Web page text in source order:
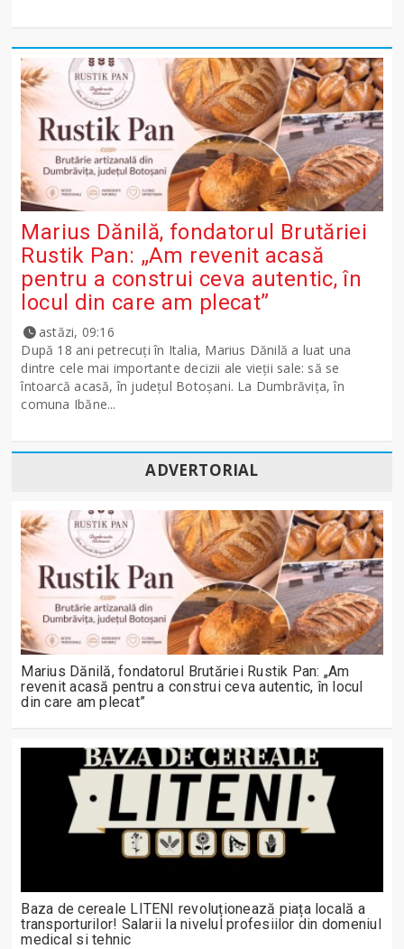
Marius Dănilă, fondatorul Brutăriei
Rustik Pan: „Am revenit acasă
pentru a construi ceva autentic, în
locul din care am plecat”
astăzi, 09:16
După 18 ani petrecuți în Italia, Marius Dănilă a luat una
dintre cele mai importante decizii ale vieții sale: să se
întoarcă acasă, în județul Botoșani. La Dumbrăvița, în
comuna Ibăne...
ADVERTORIAL
Marius Dănilă, fondatorul Brutăriei Rustik Pan: „Am
revenit acasă pentru a construi ceva autentic, în locul
din care am plecat”
Baza de cereale LITENI revoluționează piața locală a
transporturilor! Salarii la nivelul profesiilor din domeniul
medical si tehnic